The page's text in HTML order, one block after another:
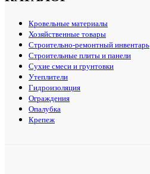
Кровельные материалы
Хозяйственные товары
Строительно-ремонтный инвентарь
Строительные плиты и панели
Сухие смеси и грунтовки
Утеплители
Гидроизоляция
Ограждения
Опалубка
Крепеж